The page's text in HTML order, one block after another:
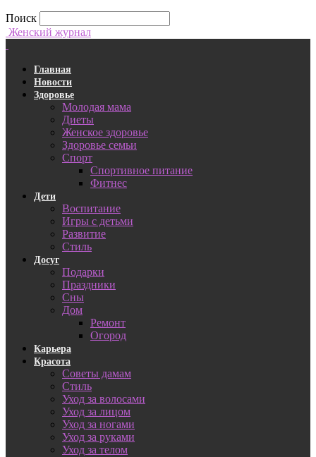
Поиск
Женский журнал
Главная
Новости
Здоровье
Молодая мама
Диеты
Женское здоровье
Здоровье семьи
Спорт
Спортивное питание
Фитнес
Дети
Воспитание
Игры с детьми
Развитие
Стиль
Досуг
Подарки
Праздники
Сны
Дом
Ремонт
Огород
Карьера
Красота
Советы дамам
Стиль
Уход за волосами
Уход за лицом
Уход за ногами
Уход за руками
Уход за телом